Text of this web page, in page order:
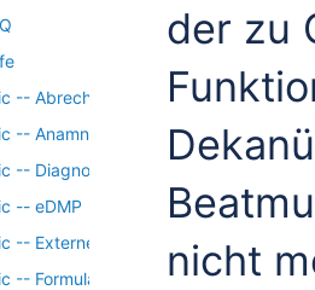
-- Abrechnung
-- Anamnese und Befundung
-- Diagnosen
-- eDMP
-- Externe Kommunikation
-- Formulare
der zu
nicht